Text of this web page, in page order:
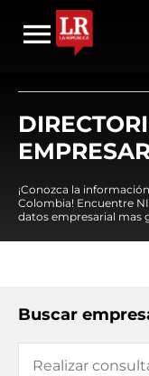
¡Conozca la
Colombia! Encuentre
datos empresarial mas
Buscar